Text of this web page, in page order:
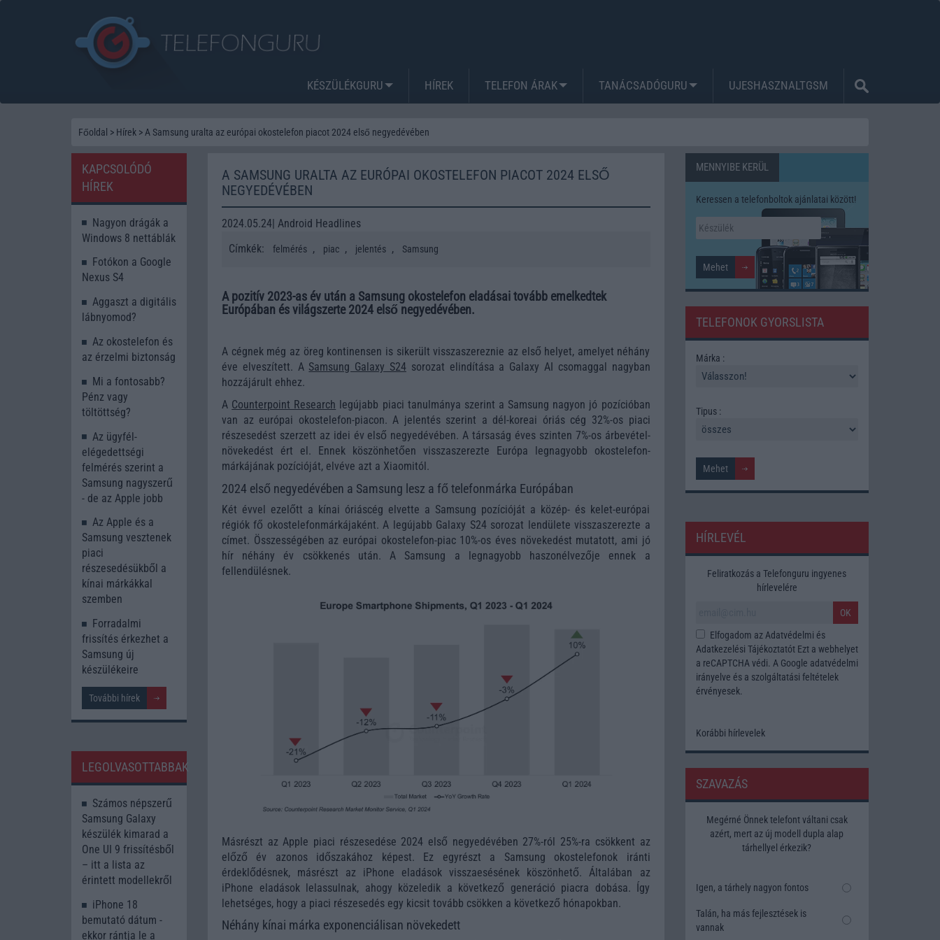
KÉSZÜLÉKGURU HÍREK TELEFON ÁRAK TANÁCSADÓGURU UJESHASZNALTGSM
Főoldal > Hírek > A Samsung uralta az európai okostelefon piacot 2024 első negyedévében
A SAMSUNG URALTA AZ EURÓPAI OKOSTELEFON PIACOT 2024 ELSŐ
NEGYEDÉVÉBEN
2024.05.24| Android Headlines
Címkék:
felmérés , piac , jelentés , Samsung
A pozitív 2023-as év után a Samsung okostelefon eladásai tovább emelkedtek
Európában és világszerte 2024 első negyedévében.
A cégnek még az öreg kontinensen is sikerült visszaszereznie az első helyet, amelyet néhány
éve elveszített. A Samsung Galaxy S24sorozat elindítása a Galaxy AI csomaggal nagyban
hozzájárult ehhez.
A Counterpoint Research legújabb piaci tanulmánya szerint a Samsung nagyon jó pozícióban
van az európai okostelefon-piacon. A jelentés szerint a dél-koreai óriás cég 32%-os piaci
részesedést szerzett az idei év első negyedévében. A társaság éves szinten 7%-os árbevétel-
növekedést ért el. Ennek köszönhetően visszaszerezte Európa legnagyobb okostelefon-
márkájának pozícióját, elvéve azt a Xiaomitól.
2024 első negyedévében a Samsung lesz a fő telefonmárka Európában
Két évvel ezelőtt a kínai óriáscég elvette a Samsung pozícióját a közép- és kelet-európai
régiók fő okostelefonmárkájaként. A legújabb Galaxy S24 sorozat lendülete visszaszerezte a
címet. Összességében az európai okostelefon-piac 10%-os éves növekedést mutatott, ami jó
hír néhány év csökkenés után. A Samsung a legnagyobb haszonélvezője ennek a
fellendülésnek.
Másrészt az Apple piaci részesedése 2024 első negyedévében 27%-ról 25%-ra csökkent az
előző év azonos időszakához képest. Ez egyrészt a Samsung okostelefonok iránti
érdeklődésnek, másrészt az iPhone eladások visszaesésének köszönhető. Általában az
iPhone eladások lelassulnak, ahogy közeledik a következő generáció piacra dobása. Így
lehetséges, hogy a piaci részesedés egy kicsit tovább csökken a következő hónapokban.
Néhány kínai márka exponenciálisan növekedett
KAPCSOLÓDÓ
HÍREK
Nagyon drágák a
Windows 8 nettáblák
Fotókon a Google
Nexus S4
Aggaszt a digitális
lábnyomod?
Az okostelefon és
az érzelmi biztonság
Mi a fontosabb?
Pénz vagy
töltöttség?
Az ügyfél-
elégedettségi
felmérés szerint a
Samsung nagyszerű
- de az Apple jobb
Az Apple és a
Samsung vesztenek
piaci
részesedésükből a
kínai márkákkal
szemben
Forradalmi
frissítés érkezhet a
Samsung új
készülékeire
További hírek
LEGOLVASOTTABBAK
Számos népszerű
Samsung Galaxy
készülék kimarad a
One UI 9 frissítésből
– itt a lista az
érintett modellekről
iPhone 18
bemutató dátum -
ekkor rántja le a
MENNYIBE KERÜL
Keressen a telefonboltok ajánlatai között!
TELEFONOK GYORSLISTA
Márka :
Tipus :
HÍRLEVÉL
Feliratkozás a Telefonguru ingyenes
hírlevelére
OK
Elfogadom az Adatvédelmi és
Adatkezelési TájékoztatótEzt a webhelyet
a reCAPTCHA védi. A Google adatvédelmi
irányelve és a szolgáltatási feltételek
érvényesek.
Korábbi hírlevelek
SZAVAZÁS
Megérné Önnek telefont váltani csak
azért, mert az új modell dupla alap
tárhellyel érkezik?
Igen, a tárhely nagyon fontos
Talán, ha más fejlesztések is
vannak